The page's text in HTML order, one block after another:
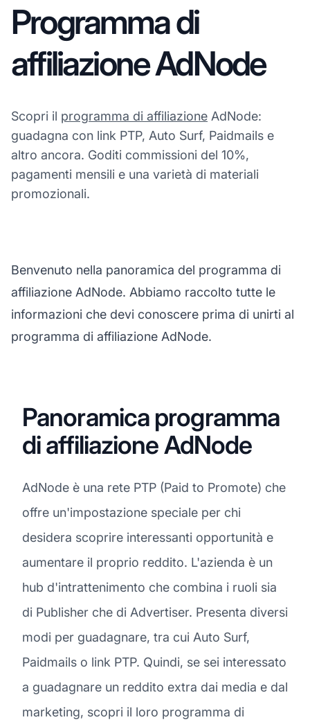
Programma di
affiliazione AdNode
Scopri il programma di affiliazione AdNode:
guadagna con link PTP, Auto Surf, Paidmails e
altro ancora. Goditi commissioni del 10%,
pagamenti mensili e una varietà di materiali
promozionali.
Benvenuto nella panoramica del programma di
affiliazione AdNode. Abbiamo raccolto tutte le
informazioni che devi conoscere prima di unirti al
programma di affiliazione AdNode.
Panoramica programma
di affiliazione AdNode
AdNode è una rete PTP (Paid to Promote) che
offre un'impostazione speciale per chi
desidera scoprire interessanti opportunità e
aumentare il proprio reddito. L'azienda è un
hub d'intrattenimento che combina i ruoli sia
di Publisher che di Advertiser. Presenta diversi
modi per guadagnare, tra cui Auto Surf,
Paidmails o link PTP. Quindi, se sei interessato
a guadagnare un reddito extra dai media e dal
marketing, scopri il loro programma di